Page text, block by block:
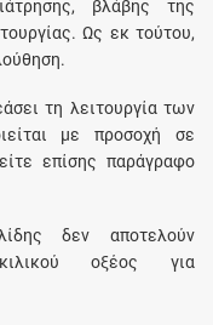
βλάβης της
Ως εκ τούτου,
τη λειτουργία των
με προσοχή σε
επίσης παράγραφο
δεν αποτελούν
οξέος για